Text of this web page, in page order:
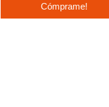
Cómprame!